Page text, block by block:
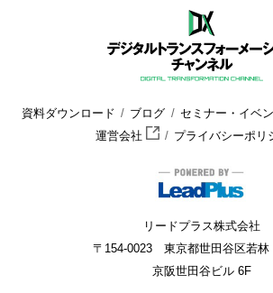
資料ダウンロード ブログ セミナー・イベ
運営会社
プライバシーポリ
リードプラス株式会社
〒154-0023 東京都世田谷区若林
京阪世田谷ビル 6F